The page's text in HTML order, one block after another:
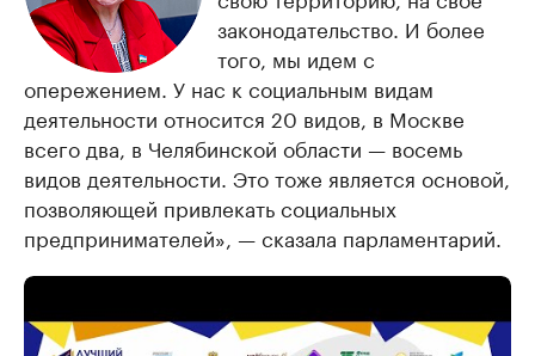
законодательство. И более
того, мы идем с
опережением. У нас к социальным видам
деятельности относится 20 видов, в Москве
всего два, в Челябинской области — восемь
видов деятельности. Это тоже является основой,
позволяющей привлекать социальных
предпринимателей», — сказала парламентарий.